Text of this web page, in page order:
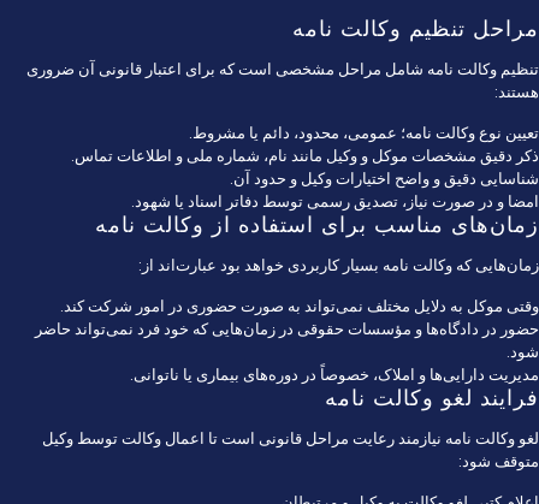
مراحل تنظیم وکالت نامه
تنظیم وکالت نامه شامل مراحل مشخصی است که برای اعتبار قانونی آن ضروری
هستند:
تعیین نوع وکالت نامه؛ عمومی، محدود، دائم یا مشروط.
ذکر دقیق مشخصات موکل و وکیل مانند نام، شماره ملی و اطلاعات تماس.
شناسایی دقیق و واضح اختیارات وکیل و حدود آن.
امضا و در صورت نیاز، تصدیق رسمی توسط دفاتر اسناد یا شهود.
زمان‌های مناسب برای استفاده از وکالت نامه
زمان‌هایی که وکالت نامه بسیار کاربردی خواهد بود عبارت‌اند از:
وقتی موکل به دلایل مختلف نمی‌تواند به صورت حضوری در امور شرکت کند.
حضور در دادگاه‌ها و مؤسسات حقوقی در زمان‌هایی که خود فرد نمی‌تواند حاضر
شود.
مدیریت دارایی‌ها و املاک، خصوصاً در دوره‌های بیماری یا ناتوانی.
فرایند لغو وکالت نامه
لغو وکالت نامه نیازمند رعایت مراحل قانونی است تا اعمال وکالت توسط وکیل
متوقف شود: